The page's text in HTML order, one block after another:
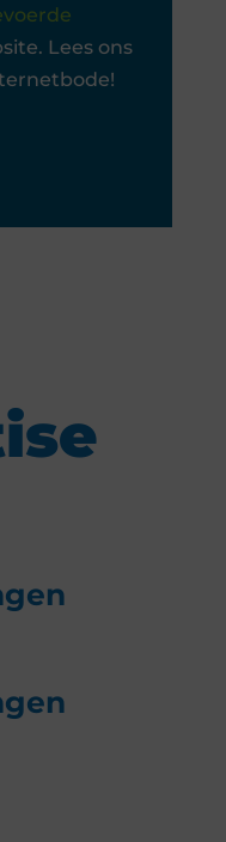
Lees ons